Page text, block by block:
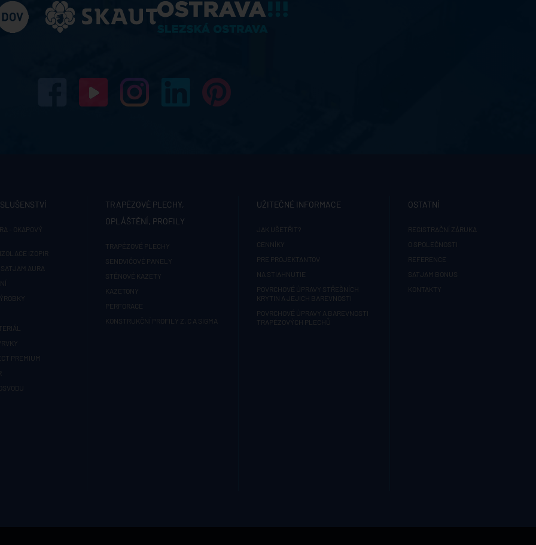
- OKAPOVÝ
IZOPIR
AURA
PREMIUM
TRAPÉZOVÉ PLECHY,
OPLÁŠTĚNÍ, PROFILY
TRAPÉZOVÉ PLECHY
SENDVIČOVÉ PANELY
STĚNOVÉ KAZETY
KAZETONY
PERFORACE
KONSTRUKČNÍ PROFILY Z, C A SIGMA
UŽITEČNÉ INFORMACE
JAK UŠETŘIT?
CENNÍKY
PRE PROJEKTANTOV
NA STIAHNUTIE
POVRCHOVÉ ÚPRAVY STŘEŠNÍCH
KRYTIN A JEJICH BAREVNOSTI
POVRCHOVÉ ÚPRAVY A BAREVNOSTI
TRAPÉZOVÝCH PLECHŮ
OSTATNÍ
REGISTRAČNÍ ZÁRUKA
O SPOLEČNOSTI
REFERENCE
SATJAM BONUS
KONTAKTY